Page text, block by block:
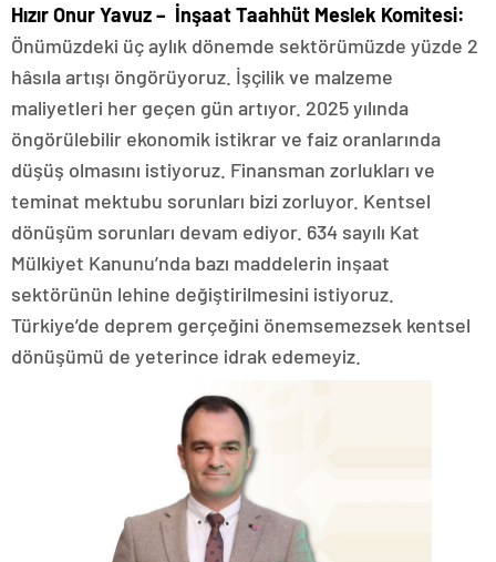
Hızır Onur Yavuz – İnşaat Taahhüt Meslek Komitesi:
Önümüzdeki üç aylık dönemde sektörümüzde yüzde 2
hâsıla artışı öngörüyoruz. İşçilik ve malzeme
maliyetleri her geçen gün artıyor. 2025 yılında
öngörülebilir ekonomik istikrar ve faiz oranlarında
düşüş olmasını istiyoruz. Finansman zorlukları ve
teminat mektubu sorunları bizi zorluyor. Kentsel
dönüşüm sorunları devam ediyor. 634 sayılı Kat
Mülkiyet Kanunu’nda bazı maddelerin inşaat
sektörünün lehine değiştirilmesini istiyoruz.
Türkiye’de deprem gerçeğini önemsemezsek kentsel
dönüşümü de yeterince idrak edemeyiz.